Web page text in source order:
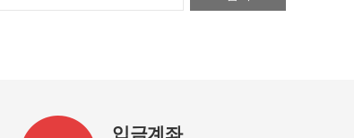
입금계좌